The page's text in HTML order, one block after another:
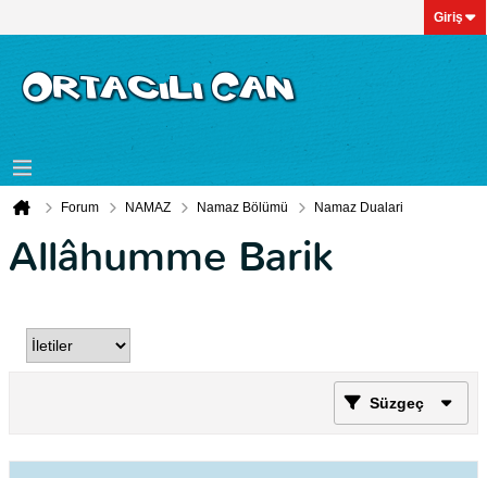
Giriş
Forum NAMAZ Namaz Bölümü Namaz Dualari
Allâhumme Barik
Süzgeç